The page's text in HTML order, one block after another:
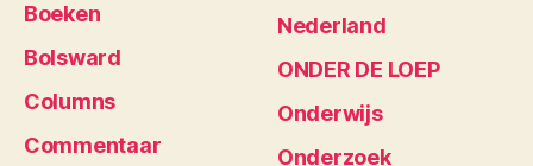
Boeken
Bolsward
Columns
Commentaar
Nederland
ONDER DE LOEP
Onderwijs
Onderzoek